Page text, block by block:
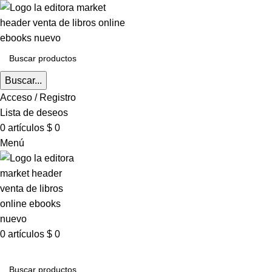
Buscar...
Acceso / Registro
Lista de deseos
0 artículos $ 0
Menú
0 artículos $ 0